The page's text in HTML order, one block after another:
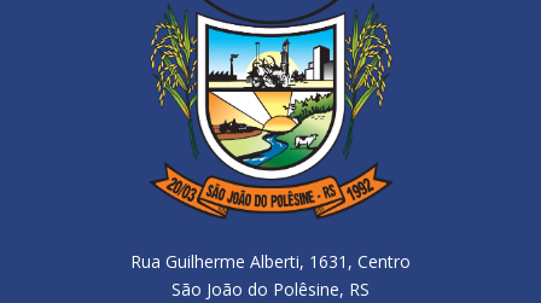
Rua Guilherme Alberti, 1631, Centro
São João do Polêsine, RS